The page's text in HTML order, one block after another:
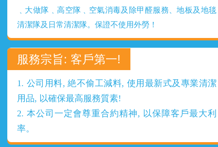
﹑大做隊﹑高空隊﹑空氣消毒及除甲醛服務、地板及地毯
清潔隊及日常清潔隊。保證不使用外勞！
服務宗旨: 客戶第一!
1. 公司用料, 絶不偷工減料, 使用最新式及專業清潔
用品, 以確保最高服務質素!
2. 本公司一定會尊重合約精神, 以保障客戶最大利
率。